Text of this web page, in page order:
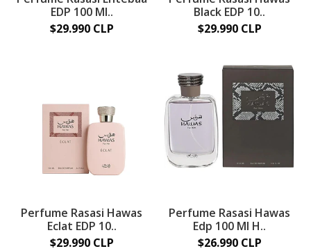
EDP 100 Ml..
$29.990 CLP
Black EDP 10..
$29.990 CLP
Perfume Rasasi Hawas
Eclat EDP 10..
$29.990 CLP
Perfume Rasasi Hawas
Edp 100 Ml H..
$26.990 CLP